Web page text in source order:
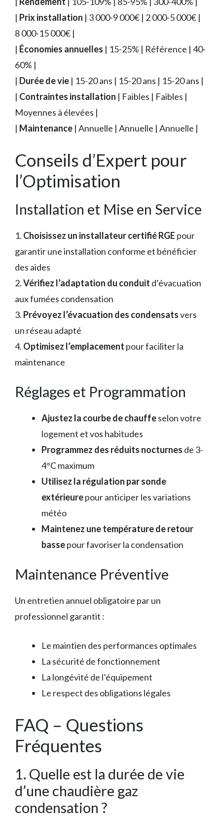
| Prix installation | 3 000-9 000€ | 2 000-5 000€ |
8 000-15 000€ |
| Économies annuelles | 15-25% | Référence | 40-
60% |
| Durée de vie | 15-20 ans | 15-20 ans | 15-20 ans |
| Contraintes installation | Faibles | Faibles |
Moyennes à élevées |
| Maintenance | Annuelle | Annuelle | Annuelle |
Conseils d’Expert pour
l’Optimisation
Installation et Mise en Service
1. Choisissez un installateur certifié RGE pour
garantir une installation conforme et bénéficier
des aides
2.Vérifiez l’adaptation du conduit d’évacuation
aux fumées condensation
3. Prévoyez l’évacuation des condensatsvers
un réseau adapté
4. Optimisez l’emplacement pour faciliter la
maintenance
Réglages et Programmation
Ajustez la courbe de chauffeselon votre
logement et vos habitudes
Programmez des réduits nocturnes de 3-
4°C maximum
Utilisez la régulation par sonde
extérieurepour anticiper les variations
météo
Maintenez une température de retour
bassepour favoriser la condensation
Maintenance Préventive
Un entretien annuel obligatoire par un
professionnel garantit :
Le maintien des performances optimales
La sécurité de fonctionnement
La longévité de l’équipement
Le respect des obligations légales
FAQ – Questions
Fréquentes
1. Quelle est la durée de vie
d’une chaudière gaz
condensation ?